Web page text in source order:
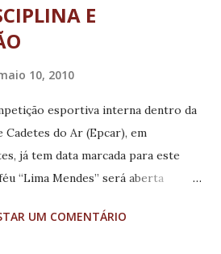
E
10, 2010
esportiva interna dentro da
do Ar (Epcar), em
já tem data marcada para este
“Lima Mendes” será aberta
brigadeiro do Ar Carlos Eurico
da escola. O evento tem como
UM COMENTÁRIO